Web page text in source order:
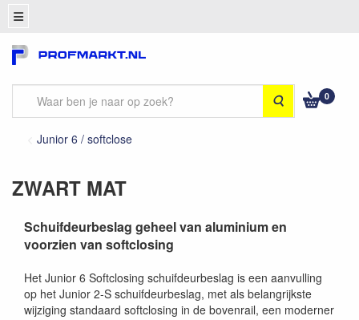
Zoeken 0
Junior 6 / softclose
ZWART MAT
Schuifdeurbeslag geheel van aluminium en
voorzien van softclosing
Het Junior 6 Softclosing schuifdeurbeslag is een aanvulling
op het Junior 2-S schuifdeurbeslag, met als belangrijkste
wijziging standaard softclosing in de bovenrail, een moderner